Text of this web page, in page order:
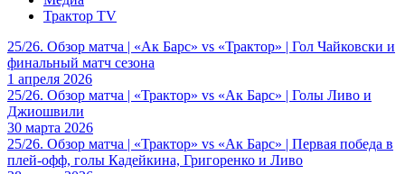
Трактор TV
25/26. Обзор матча | «Ак Барс» vs «Трактор» | Гол Чайковски и
финальный матч сезона
1 апреля 2026
25/26. Обзор матча | «Трактор» vs «Ак Барс» | Голы Ливо и
Джиошвили
30 марта 2026
25/26. Обзор матча | «Трактор» vs «Ак Барс» | Первая победа в
плей-офф, голы Кадейкина, Григоренко и Ливо